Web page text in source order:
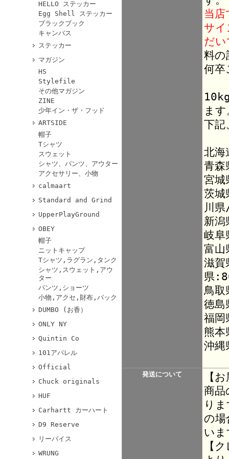
HELLO ステッカー
Egg Shell ステッカー
ブラックブック
キャンバス
ステッカー
マガジン
HS
Stylefile
その他マガジン
ZINE
少年イン・ザ・フッド
ARTSIDE
帽子
Tシャツ
スウェット
シャツ、パンツ、アウター
アクセサリー、小物
calmaart
Standard and Grind
UpperPlayGround
OBEY
帽子
ニットキャップ
Tシャツ,ラグラン,タンク
シャツ,スウェット,アウ
ター
パンツ,ショーツ
小物,アクセ,財布,バック
DUMBO (お香）
ONLY NY
Quintin Co
101アパレル
Official
Chuck originals
HUF
Carhartt カーハート
D9 Reserve
リーバイス
WRUNG
当
サ
だ
料の
何卒
ま
下記
北海
青
宮
茨
川
新
岐
富
滋
県
鳥
徳
福
熊
沖縄
発送について
【
商品
り
の場
い
【